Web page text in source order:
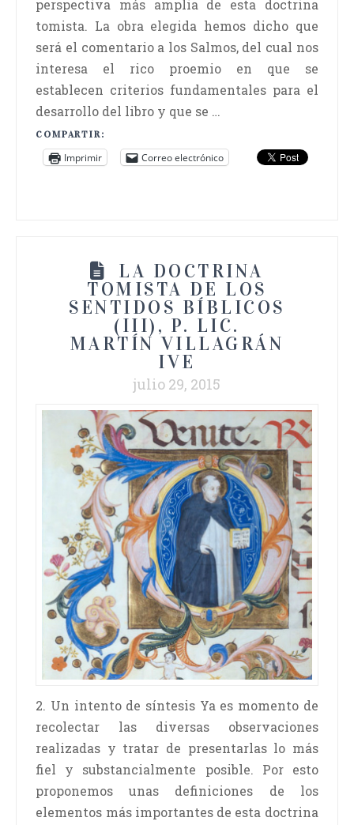
perspectiva más amplia de esta doctrina
tomista. La obra elegida hemos dicho que
será el comentario a los Salmos, del cual nos
interesa el rico proemio en que se
establecen criterios fundamentales para el
desarrollo del libro y que se …
COMPARTIR:
Imprimir Correo electrónico
LA DOCTRINA
TOMISTA DE LOS
SENTIDOS BÍBLICOS
(III), P. LIC.
MARTÍN VILLAGRÁN
IVE
julio 29, 2015
2. Un intento de síntesis Ya es momento de
recolectar las diversas observaciones
realizadas y tratar de presentarlas lo más
fiel y substancialmente posible. Por esto
proponemos unas definiciones de los
elementos más importantes de esta doctrina